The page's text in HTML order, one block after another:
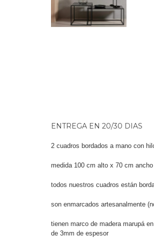
ENTREGA EN 20/30 DIAS
2 cuadros bordados a mano con
medida 100 cm alto x 70 cm
todos nuestros cuadros están
son enmarcados artesanalmente
tienen marco de madera marupá
de 3mm de espesor